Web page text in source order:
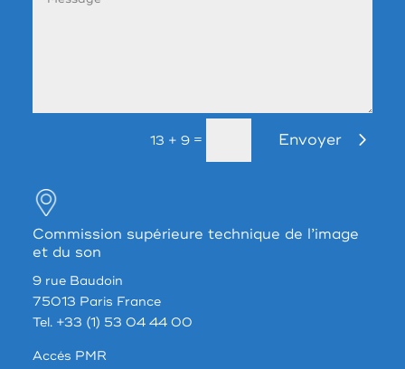
13 + 9 = Envoyer
Commission supérieure technique de l’image
et du son
9 rue Baudoin
75013 Paris France
Tel. +33 (1) 53 04 44 00
Accés PMR